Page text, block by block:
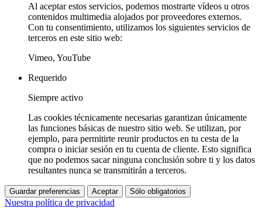
Al aceptar estos servicios, podemos mostrarte vídeos u otros
contenidos multimedia alojados por proveedores externos.
Con tu consentimiento, utilizamos los siguientes servicios de
terceros en este sitio web:
Vimeo, YouTube
Requerido
Siempre activo
Las cookies técnicamente necesarias garantizan únicamente
las funciones básicas de nuestro sitio web. Se utilizan, por
ejemplo, para permitirte reunir productos en tu cesta de la
compra o iniciar sesión en tu cuenta de cliente. Esto significa
que no podemos sacar ninguna conclusión sobre ti y los datos
resultantes nunca se transmitirán a terceros.
Guardar preferencias Aceptar Sólo obligatorios
Nuestra política de privacidad